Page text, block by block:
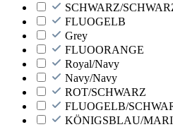
SCHWARZ/
FLUOGELB
Grey
FLUOORANGE
Royal/Navy
Navy/Navy
ROT/SCHWARZ
FLUOGELB/
KÖNIGSBLAU/